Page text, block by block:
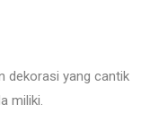
dekorasi yang cantik
miliki.